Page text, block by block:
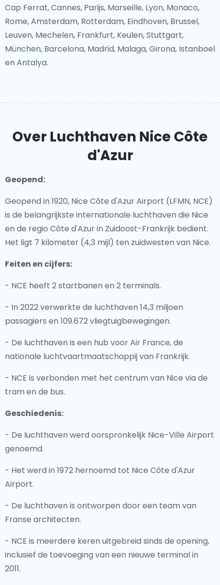
Cap Ferrat, Cannes, Parijs, Marseille, Lyon, Monaco,
Rome, Amsterdam, Rotterdam, Eindhoven, Brussel,
Leuven, Mechelen, Frankfurt, Keulen, Stuttgart,
München, Barcelona, Madrid, Malaga, Girona, Istanboel
en Antalya.
Over Luchthaven Nice Côte
d'Azur
Geopend:
Geopend in 1920, Nice Côte d'Azur Airport (LFMN, NCE)
is de belangrijkste internationale luchthaven die Nice
en de regio Côte d'Azur in Zuidoost-Frankrijk bedient.
Het ligt 7 kilometer (4,3 mijl) ten zuidwesten van Nice.
Feiten en cijfers:
- NCE heeft 2 startbanen en 2 terminals.
- In 2022 verwerkte de luchthaven 14,3 miljoen
passagiers en 109.672 vliegtuigbewegingen.
- De luchthaven is een hub voor Air France, de
nationale luchtvaartmaatschappij van Frankrijk.
- NCE is verbonden met het centrum van Nice via de
tram en de bus.
Geschiedenis:
- De luchthaven werd oorspronkelijk Nice-Ville Airport
genoemd.
- Het werd in 1972 hernoemd tot Nice Côte d'Azur
Airport.
- De luchthaven is ontworpen door een team van
Franse architecten.
- NCE is meerdere keren uitgebreid sinds de opening,
inclusief de toevoeging van een nieuwe terminal in
2011.